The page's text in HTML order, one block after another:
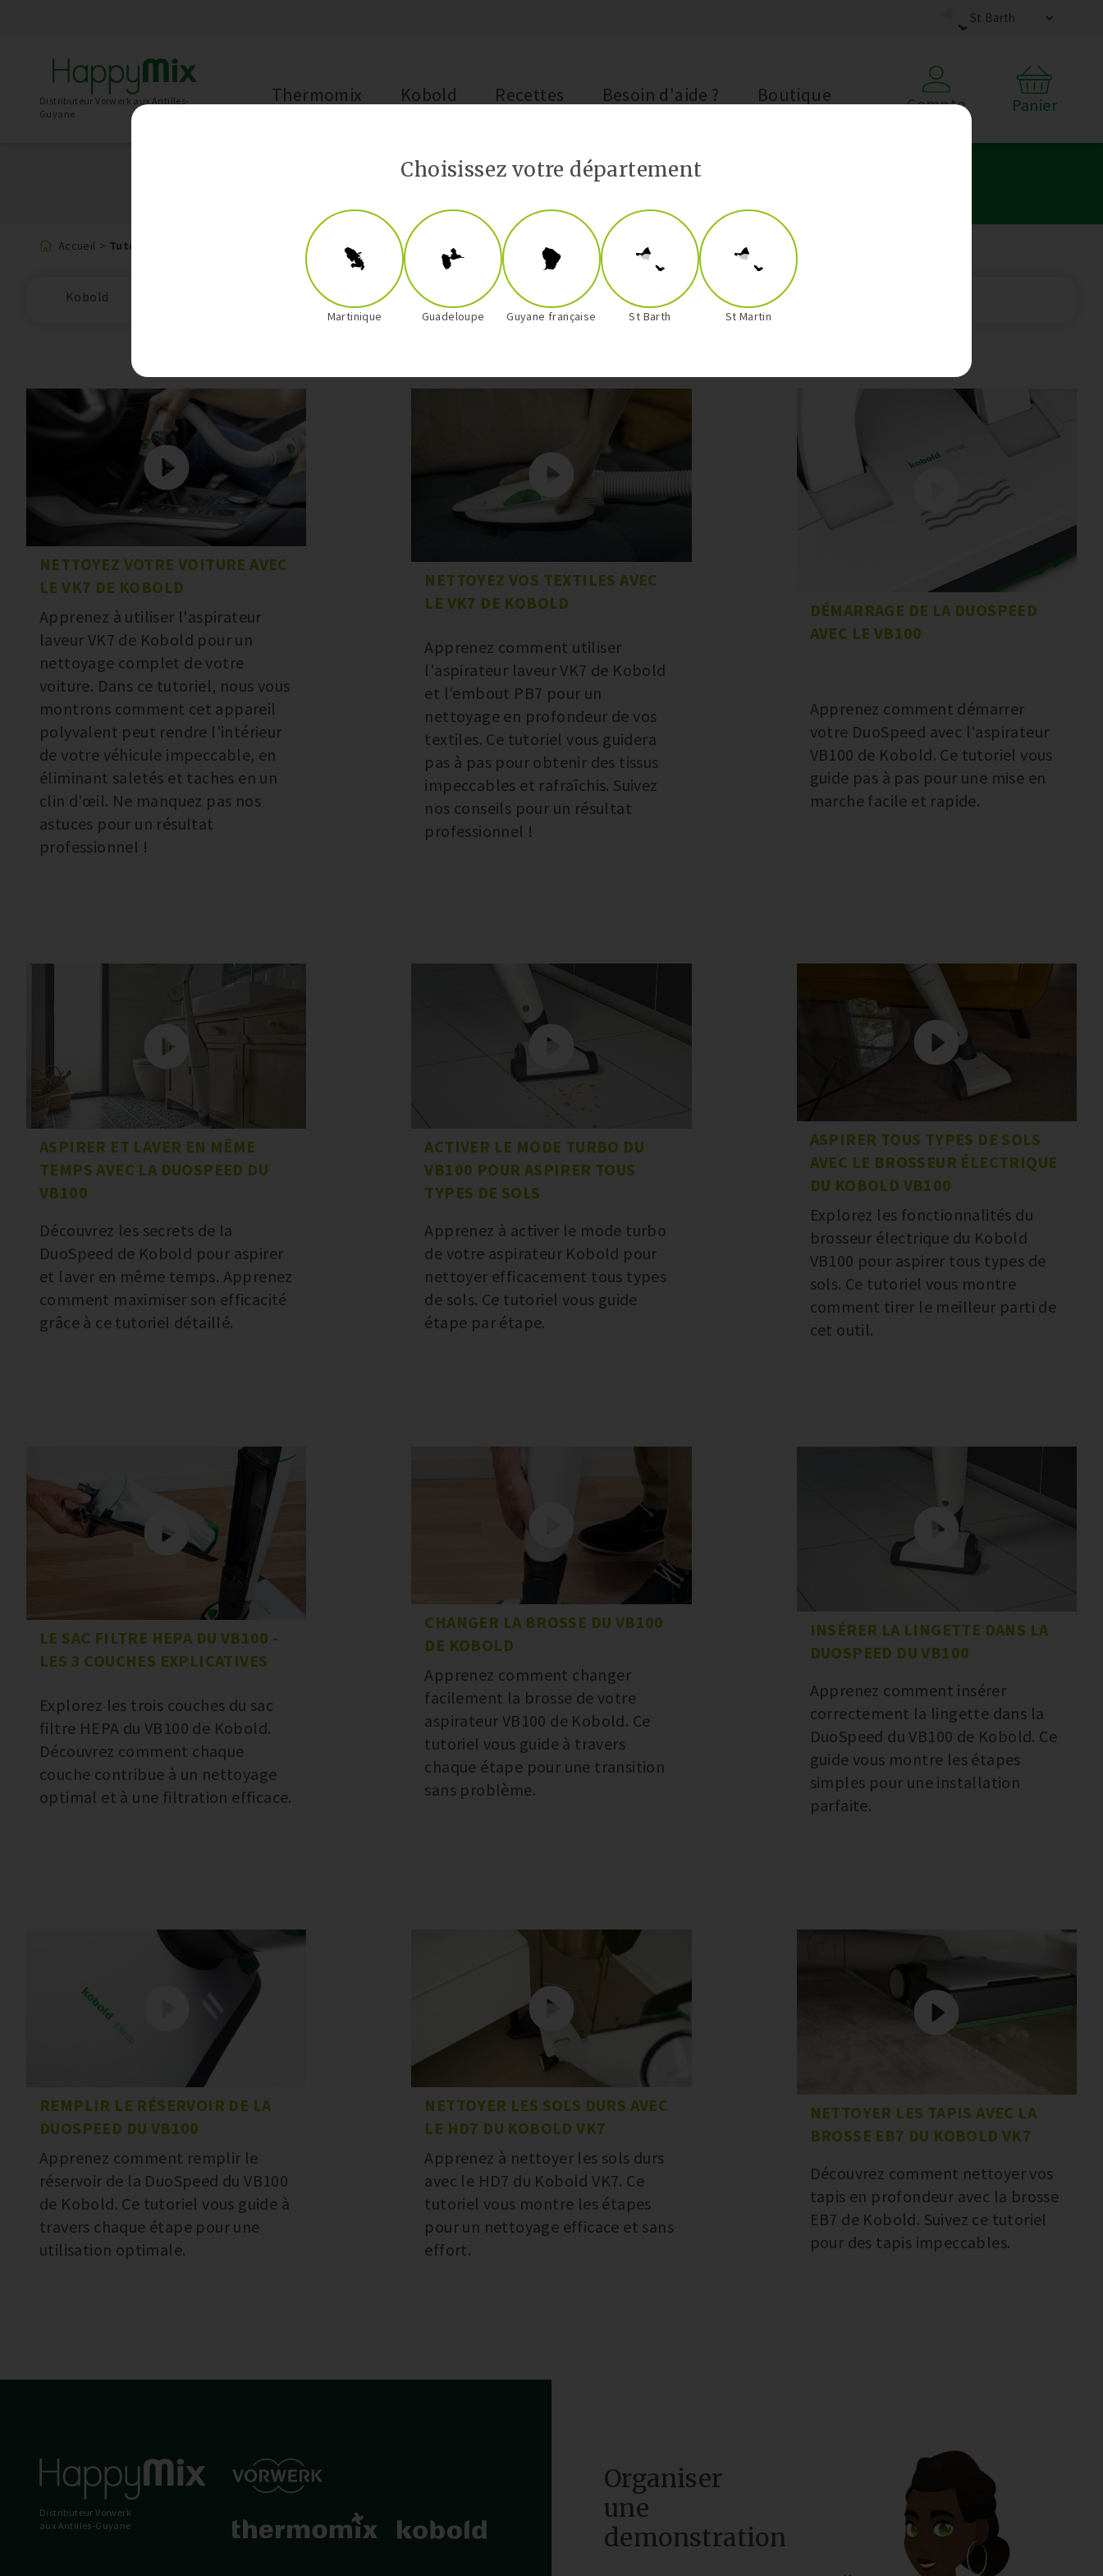
St Barth
Distributeur Vorwerk aux Antilles-
Guyane
Thermomix Kobold Recettes Besoin d'aide ? Boutique Compte Panier
Accueil > Tutoriels
Kobold
NETTOYEZ VOTRE VOITURE AVEC
LE VK7 DE KOBOLD
Apprenez à utiliser l'aspirateur
laveur VK7 de Kobold pour un
nettoyage complet de votre
voiture. Dans ce tutoriel, nous vous
montrons comment cet appareil
polyvalent peut rendre l'intérieur
de votre véhicule impeccable, en
éliminant saletés et taches en un
clin d'œil. Ne manquez pas nos
astuces pour un résultat
professionnel !
NETTOYEZ VOS TEXTILES AVEC
LE VK7 DE KOBOLD
Apprenez comment utiliser
l'aspirateur laveur VK7 de Kobold
et l'embout PB7 pour un
nettoyage en profondeur de vos
textiles. Ce tutoriel vous guidera
pas à pas pour obtenir des tissus
impeccables et rafraîchis. Suivez
nos conseils pour un résultat
professionnel !
DÉMARRAGE DE LA DUOSPEED
AVEC LE VB100
Apprenez comment démarrer
votre DuoSpeed avec l'aspirateur
VB100 de Kobold. Ce tutoriel vous
guide pas à pas pour une mise en
marche facile et rapide.
ASPIRER ET LAVER EN MÊME
TEMPS AVEC LA DUOSPEED DU
VB100
Découvrez les secrets de la
DuoSpeed de Kobold pour aspirer
et laver en même temps. Apprenez
comment maximiser son efficacité
grâce à ce tutoriel détaillé.
ACTIVER LE MODE TURBO DU
VB100 POUR ASPIRER TOUS
TYPES DE SOLS
Apprenez à activer le mode turbo
de votre aspirateur Kobold pour
nettoyer efficacement tous types
de sols. Ce tutoriel vous guide
étape par étape.
ASPIRER TOUS TYPES DE SOLS
AVEC LE BROSSEUR ÉLECTRIQUE
DU KOBOLD VB100
Explorez les fonctionnalités du
brosseur électrique du Kobold
VB100 pour aspirer tous types de
sols. Ce tutoriel vous montre
comment tirer le meilleur parti de
cet outil.
LE SAC FILTRE HEPA DU VB100 -
LES 3 COUCHES EXPLICATIVES
Explorez les trois couches du sac
filtre HEPA du VB100 de Kobold.
Découvrez comment chaque
couche contribue à un nettoyage
optimal et à une filtration efficace.
CHANGER LA BROSSE DU VB100
DE KOBOLD
Apprenez comment changer
facilement la brosse de votre
aspirateur VB100 de Kobold. Ce
tutoriel vous guide à travers
chaque étape pour une transition
sans problème.
INSÉRER LA LINGETTE DANS LA
DUOSPEED DU VB100
Apprenez comment insérer
correctement la lingette dans la
DuoSpeed du VB100 de Kobold. Ce
guide vous montre les étapes
simples pour une installation
parfaite.
REMPLIR LE RÉSERVOIR DE LA
DUOSPEED DU VB100
Apprenez comment remplir le
réservoir de la DuoSpeed du VB100
de Kobold. Ce tutoriel vous guide à
travers chaque étape pour une
utilisation optimale.
NETTOYER LES SOLS DURS AVEC
LE HD7 DU KOBOLD VK7
Apprenez à nettoyer les sols durs
avec le HD7 du Kobold VK7. Ce
tutoriel vous montre les étapes
pour un nettoyage efficace et sans
effort.
NETTOYER LES TAPIS AVEC LA
BROSSE EB7 DU KOBOLD VK7
Découvrez comment nettoyer vos
tapis en profondeur avec la brosse
EB7 de Kobold. Suivez ce tutoriel
pour des tapis impeccables.
Distributeur Vorwerk
aux Antilles-Guyane
Organiser
une
demonstration
Choisissez votre département
Martinique Guadeloupe Guyane française St Barth St Martin